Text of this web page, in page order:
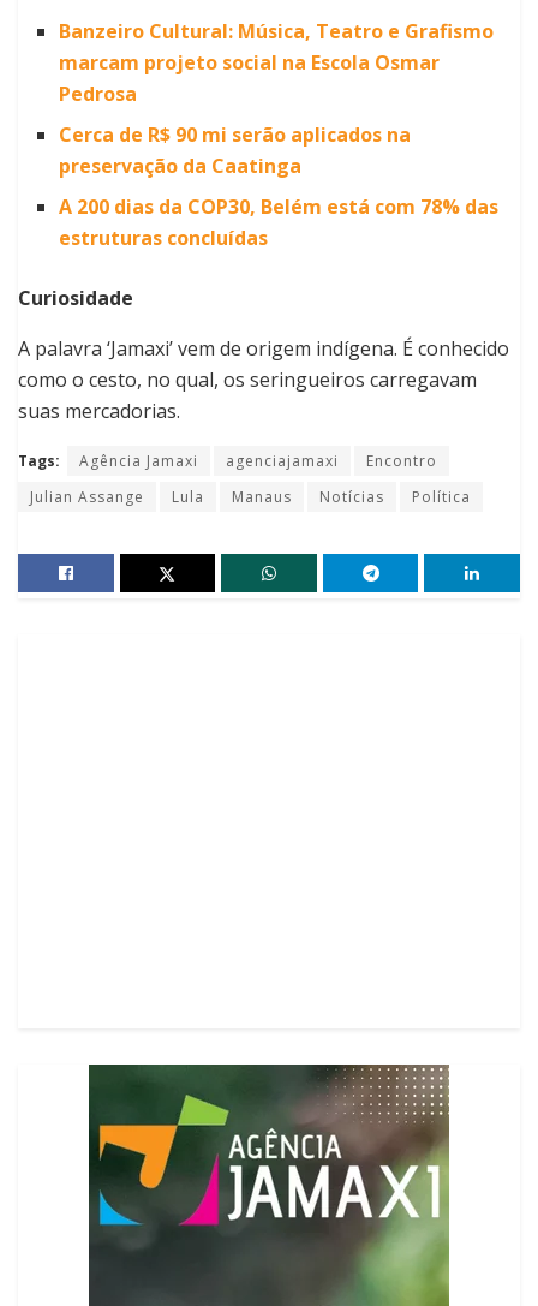
Banzeiro Cultural: Música, Teatro e Grafismo
marcam projeto social na Escola Osmar
Pedrosa
Cerca de R$ 90 mi serão aplicados na
preservação da Caatinga
A 200 dias da COP30, Belém está com 78% das
estruturas concluídas
Curiosidade
A palavra ‘Jamaxi’ vem de origem indígena. É conhecido
como o cesto, no qual, os seringueiros carregavam
suas mercadorias.
Tags: Agência Jamaxi agenciajamaxi
Encontro
Julian Assange
Lula Manaus Notícias Política